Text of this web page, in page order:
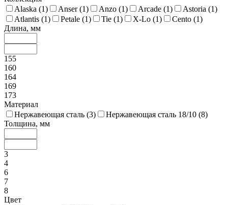
Alaska (1) Anser (1) Anzo (1) Arcade (1) Astoria (1)
Atlantis (1) Petale (1) Tie (1) X-Lo (1) Cento (1)
Длина, мм
155
160
164
169
173
Материал
Нержавеющая сталь (3) Нержавеющая сталь 18/10 (8)
Толщина, мм
3
4
6
7
8
Цвет